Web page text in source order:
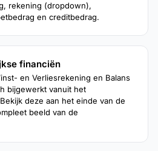
rekening (dropdown),
en creditbedrag.
financiën
en Verliesrekening en Balans
bijgewerkt vanuit het
deze aan het einde van de
beeld van de